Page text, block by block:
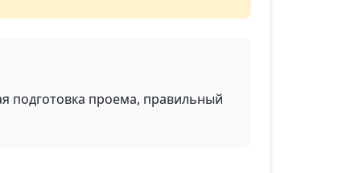
подготовка проема, правильный